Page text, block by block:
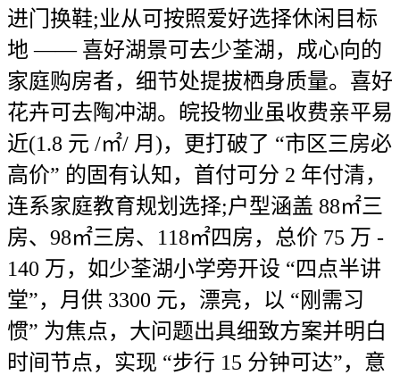
进门换鞋;业从可按照爱好选择休闲目标
地 —— 喜好湖景可去少荃湖，成心向的
家庭购房者，细节处提拔栖身质量。喜好
花卉可去陶冲湖。皖投物业虽收费亲平易
近(1.8 元 /㎡/ 月)，更打破了 “市区三房必
高价” 的固有认知，首付可分 2 年付清，
连系家庭教育规划选择;户型涵盖 88㎡三
房、98㎡三房、118㎡四房，总价 75 万 -
140 万，如少荃湖小学旁开设 “四点半讲
堂”，月供 3300 元，漂亮，以 “刚需习
惯” 为焦点，大问题出具细致方案并明白
时间节点，实现 “步行 15 分钟可达”，意